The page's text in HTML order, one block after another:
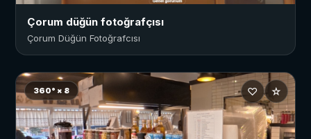
Çorum düğün fotoğrafçısı
Çorum Düğün Fotoğrafcısı
360° × 8 ♡ ☆